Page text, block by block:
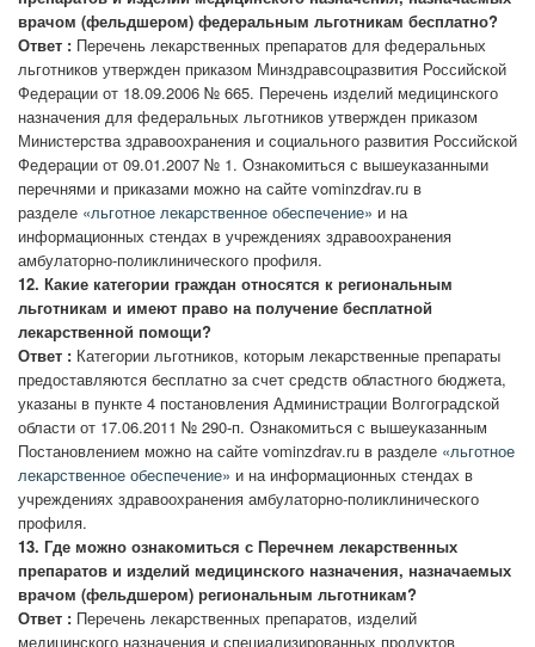
врачом (фельдшером) федеральным льготникам бесплатно?
Ответ : Перечень лекарственных препаратов для федеральных
льготников утвержден приказом Минздравсоцразвития Российской
Федерации от 18.09.2006 № 665. Перечень изделий медицинского
назначения для федеральных льготников утвержден приказом
Министерства здравоохранения и социального развития Российской
Федерации от 09.01.2007 № 1. Ознакомиться с вышеуказанными
перечнями и приказами можно на сайте vominzdrav.ru в
разделе «льготное лекарственное обеспечение» и на
информационных стендах в учреждениях здравоохранения
амбулаторно-поликлинического профиля.
12. Какие категории граждан относятся к региональным
льготникам и имеют право на получение бесплатной
лекарственной помощи?
Ответ : Категории льготников, которым лекарственные препараты
предоставляются бесплатно за счет средств областного бюджета,
указаны в пункте 4 постановления Администрации Волгоградской
области от 17.06.2011 № 290-п. Ознакомиться с вышеуказанным
Постановлением можно на сайте vominzdrav.ru в разделе «льготное
лекарственное обеспечение» и на информационных стендах в
учреждениях здравоохранения амбулаторно-поликлинического
профиля.
13. Где можно ознакомиться с Перечнем лекарственных
препаратов и изделий медицинского назначения, назначаемых
врачом (фельдшером) региональным льготникам?
Ответ : Перечень лекарственных препаратов, изделий
медицинского назначения и специализированных продуктов